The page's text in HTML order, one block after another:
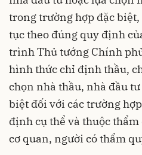
trong trường hợp đặc
tục theo đúng quy định
trình Thủ tướng Chính
hình thức chỉ định thầu,
chọn nhà thầu, nhà đầu
biệt đối với các trường
định cụ thể và thuộc
cơ quan, người có thẩm